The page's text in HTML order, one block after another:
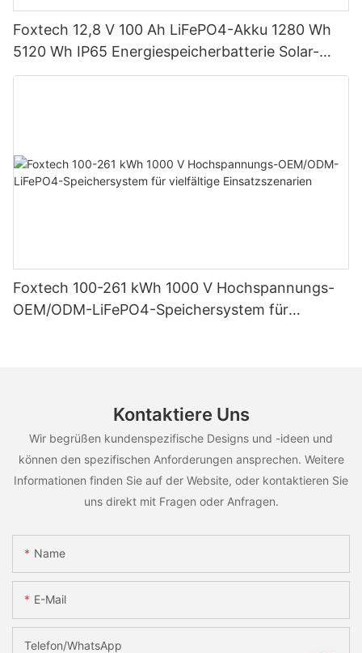
Foxtech 12,8 V 100 Ah LiFePO4-Akku 1280 Wh
5120 Wh IP65 Energiespeicherbatterie Solar-
Heimsysteme
Foxtech 100-261 kWh 1000 V Hochspannungs-
OEM/ODM-LiFePO4-Speichersystem für
Kontaktiere Uns
Wir begrüßen kundenspezifische Designs und -ideen und
können den spezifischen Anforderungen ansprechen. Weitere
Informationen finden Sie auf der Website, oder kontaktieren Sie
uns direkt mit Fragen oder Anfragen.
Name
E-Mail
Telefon/WhatsApp